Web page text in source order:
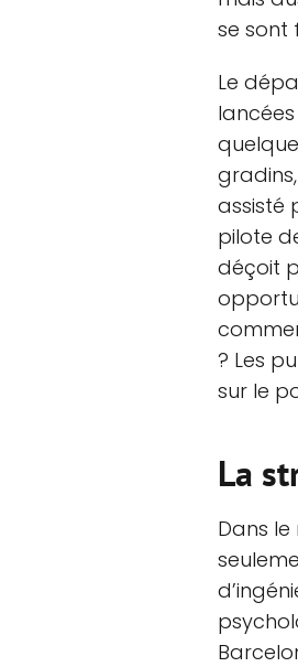
se sont
Le
assisté
pilote
déçoit
? Les
sur le
La
Dans